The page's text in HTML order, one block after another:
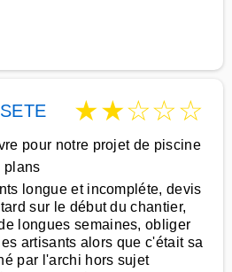
SETE ★★☆☆☆
pour notre projet de piscine
plans
longue et incompléte, devis
sur le début du chantier,
longues semaines, obliger
artisants alors que c'était sa
par l'archi hors sujet